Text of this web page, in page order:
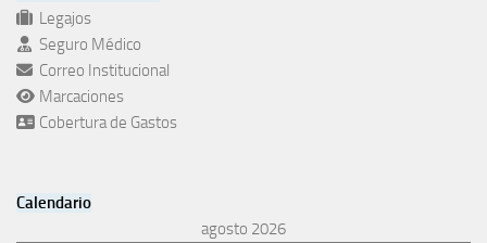
Legajos
Seguro Médico
Correo Institucional
Marcaciones
Cobertura de Gastos
Calendario
agosto 2026